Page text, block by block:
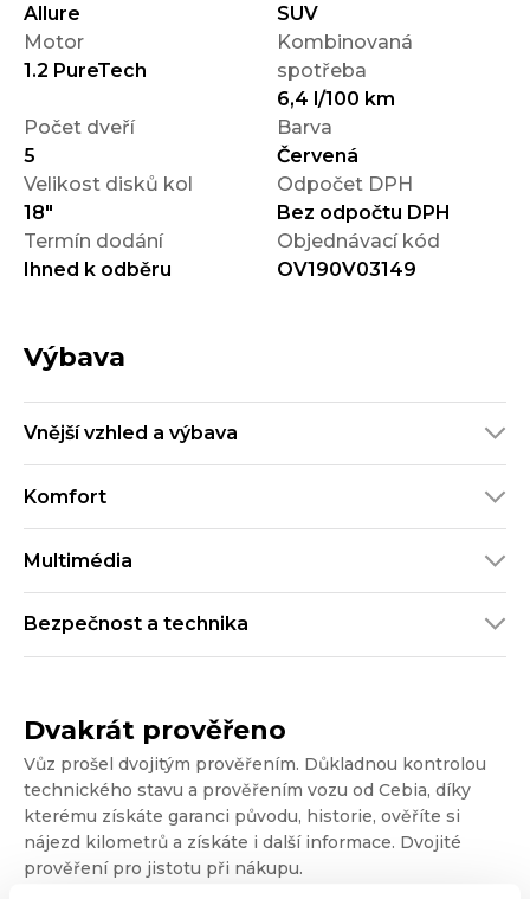
Allure
SUV
Motor
1.2 PureTech
Kombinovaná
spotřeba
6,4 l/100 km
Počet dveří
5
Barva
Červená
Velikost disků kol
18"
Odpočet DPH
Bez odpočtu DPH
Termín dodání
Ihned k odběru
Objednávací kód
OV190V03149
Výbava
Vnější vzhled a výbava
Komfort
Multimédia
Bezpečnost a technika
Dvakrát prověřeno
Vůz prošel dvojitým prověřením. Důkladnou kontrolou
technického stavu a prověřením vozu od Cebia, díky
kterému získáte garanci původu, historie, ověříte si
nájezd kilometrů a získáte i další informace. Dvojité
prověření pro jistotu při nákupu.